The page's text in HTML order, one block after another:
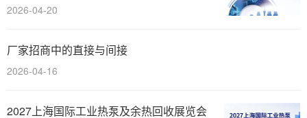
2026-04-20
厂家招商中的直接与间接
2026-04-16
2027上海国际工业热泵及余热回收展览会